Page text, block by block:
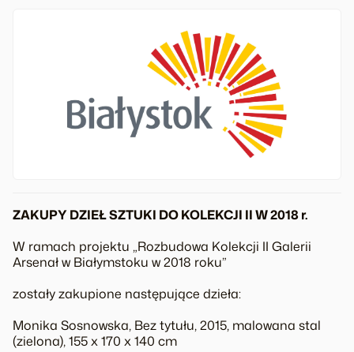
ZAKUPY DZIEŁ SZTUKI DO KOLEKCJI II W 2018 r.
W ramach projektu „Rozbudowa Kolekcji II Galerii
Arsenał w Białymstoku w 2018 roku”
zostały zakupione następujące dzieła:
Monika Sosnowska, Bez tytułu, 2015, malowana stal
(zielona), 155 x 170 x 140 cm